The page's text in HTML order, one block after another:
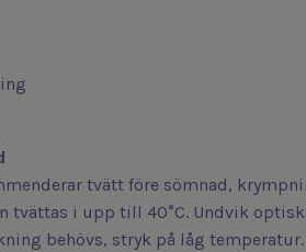
tvätt före sömnad,
tvättas i upp till 40°C. Undvik
behövs, stryk på låg temperatur.